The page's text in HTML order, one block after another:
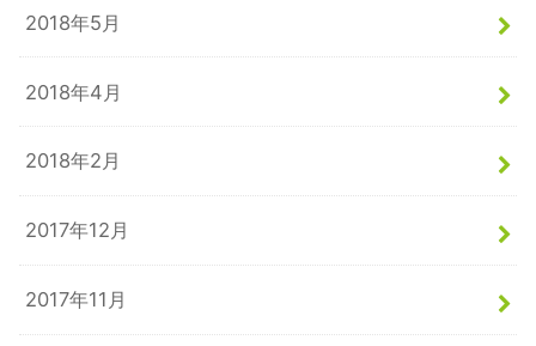
2018年5月
2018年4月
2018年2月
2017年12月
2017年11月